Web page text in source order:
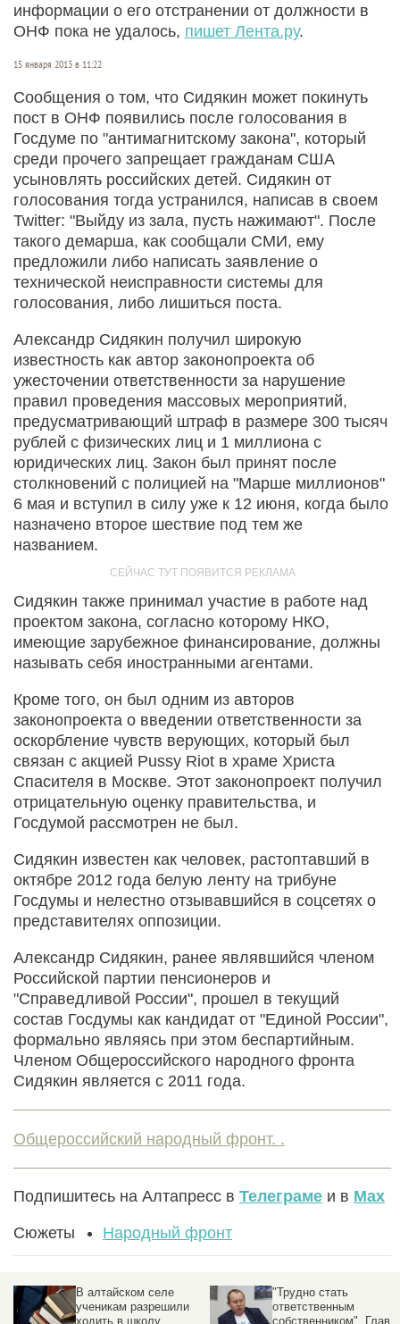
информации о его отстранении от должности в
ОНФ пока не удалось, пишет Лента.ру.
15 января 2013 в 11:22
Сообщения о том, что Сидякин может покинуть
пост в ОНФ появились после голосования в
Госдуме по "антимагнитскому закона", который
среди прочего запрещает гражданам США
усыновлять российских детей. Сидякин от
голосования тогда устранился, написав в своем
Twitter: "Выйду из зала, пусть нажимают". После
такого демарша, как сообщали СМИ, ему
предложили либо написать заявление о
технической неисправности системы для
голосования, либо лишиться поста.
Александр Сидякин получил широкую
известность как автор законопроекта об
ужесточении ответственности за нарушение
правил проведения массовых мероприятий,
предусматривающий штраф в размере 300 тысяч
рублей с физических лиц и 1 миллиона с
юридических лиц. Закон был принят после
столкновений с полицией на "Марше миллионов"
6 мая и вступил в силу уже к 12 июня, когда было
назначено второе шествие под тем же
названием.
Сидякин также принимал участие в работе над
проектом закона, согласно которому НКО,
имеющие зарубежное финансирование, должны
называть себя иностранными агентами.
Кроме того, он был одним из авторов
законопроекта о введении ответственности за
оскорбление чувств верующих, который был
связан с акцией Pussy Riot в храме Христа
Спасителя в Москве. Этот законопроект получил
отрицательную оценку правительства, и
Госдумой рассмотрен не был.
Сидякин известен как человек, растоптавший в
октябре 2012 года белую ленту на трибуне
Госдумы и нелестно отзывавшийся в соцсетях о
представителях оппозиции.
Александр Сидякин, ранее являвшийся членом
Российской партии пенсионеров и
"Справедливой России", прошел в текущий
состав Госдумы как кандидат от "Единой России",
формально являясь при этом беспартийным.
Членом Общероссийского народного фронта
Сидякин является с 2011 года.
Общероссийский народный фронт. .
Подпишитесь на Алтапресс в Телеграме и в Max
Сюжеты Народный фронт
В алтайском селе
ученикам разрешили
ходить в школу,
"Трудно стать
ответственным
собственником". Глава